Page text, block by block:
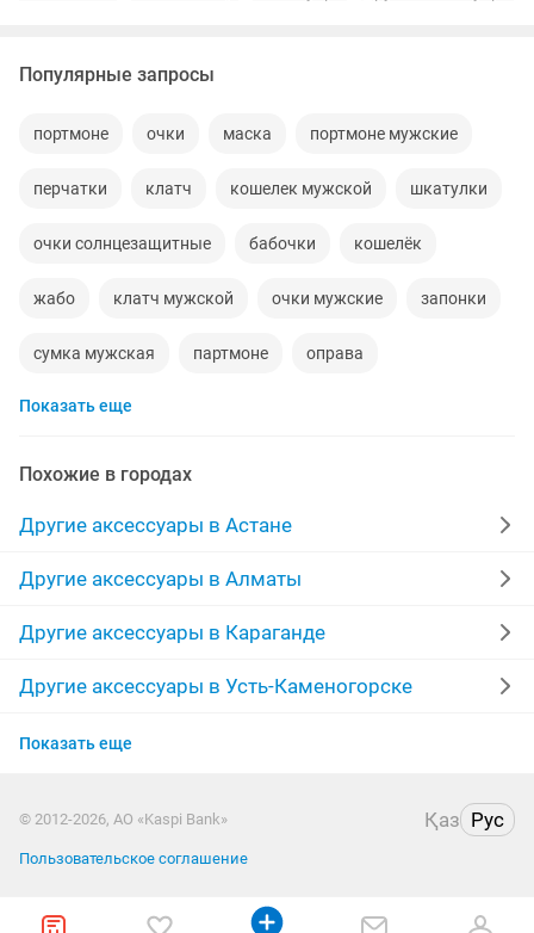
Популярные запросы
портмоне очки маска портмоне мужские
перчатки клатч кошелек мужской шкатулки
очки солнцезащитные бабочки кошелёк
жабо клатч мужской очки мужские запонки
сумка мужская партмоне оправа
чехол iphone
5s айфон натуральная отличный
кожа комплекты цепочка мужская
детское солнцезащитные пояс
зимни очки женские кожаные
Показать еще
Похожие в городах
Другие аксессуары в Астане
Другие аксессуары в Алматы
Другие аксессуары в Караганде
Другие аксессуары в Усть-Каменогорске
Другие аксессуары в Актобе
Другие аксессуары в Костанае
Другие аксессуары в Павлодаре
Показать еще
© 2012-2026, АО «Kaspi Bank» Қаз Рус
Пользовательское соглашение